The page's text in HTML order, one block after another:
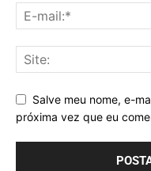
Salve meu nome, e-
próxima vez que eu